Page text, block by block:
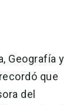
Geografía y
que
del